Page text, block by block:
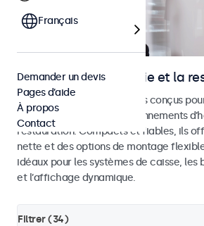
Écrans pour l’hôtellerie et la
Moniteurs et écrans tactiles conçus
quotidienne dans les environnements
restauration. Compacts et fiables, ils
nette et des options de montage
idéaux pour les systèmes de caisse, les
et l’affichage dynamique.
Filtrer (34)
Français
Demander un devis
Pages d’aide
À propos
Contact